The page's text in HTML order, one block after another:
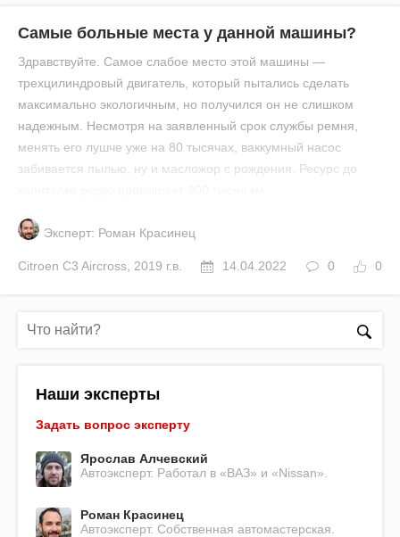
Самые больные места у данной машины?
Здравствуйте. Самое слабое место этой машины —
трехцилиндровый двигатель, который пытались сделать
максимально экологичным, но получился он не слишком
надежным. Несмотря на заявленный срок службы ремня,
менять его лушче уже на 80 тысячах, ваккумный насос
забивается пылью, ну и масложор с рождения. Ресурс до
Эксперт: Роман Красинец
Citroen C3 Aircross 2019 г.в. 14.04.2022 0 0
Наши эксперты
Задать вопрос эксперту
Ярослав Алчевский
Автоэксперт. Работал в «ВАЗ» и «Nissan».
Роман Красинец
Автоэксперт. Собственная автомастерская.